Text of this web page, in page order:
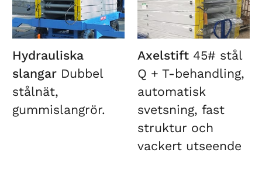
Hydrauliska
slangar Dubbel
stålnät,
gummislangrör.
Axelstift 45# stål
Q + T-behandling,
automatisk
svetsning, fast
struktur och
vackert utseende